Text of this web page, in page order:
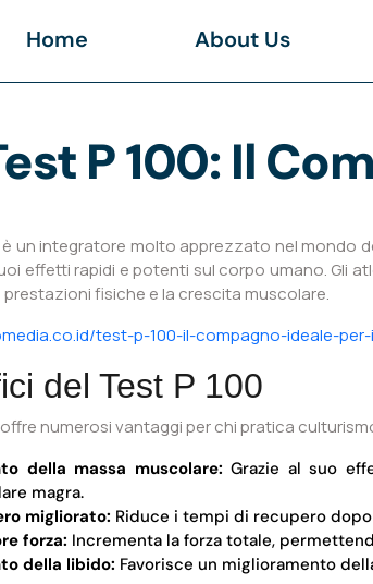
Home About Us
P 100: Il
è un integratore molto apprezzato nel
effetti rapidi e potenti sul corpo umano. Gli
prestazioni fisiche e la crescita muscolare.
test-p-100-il-compagno-ideale-
del Test P 100
offre numerosi vantaggi per chi pratica
della massa muscolare: Grazie al suo
magra.
migliorato: Riduce i tempi di recupero
forza: Incrementa la forza totale,
della libido: Favorisce un miglioramento